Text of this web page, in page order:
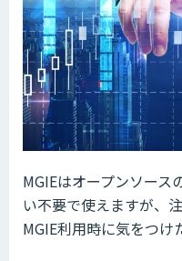
MGIEはオープンソース
い不要で使えますが、
MGIE利用時に気をつけ